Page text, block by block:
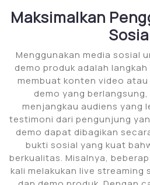
Maksimalkan
Menggunakan media sosial
demo produk adalah
membuat konten video
demo yang
menjangkau audiens yang
testimoni dari pengunjung
demo dapat dibagikan
bukti sosial yang kuat
berkualitas. Misalnya,
kali melakukan live streaming